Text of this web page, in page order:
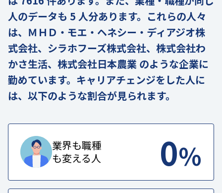
人のデータも 5 人分あります。これらの人々
は、ＭＨＤ・モエ・ヘネシー・ディアジオ株
式会社、シラホフーズ株式会社、株式会社わ
かさ生活、株式会社日本農業 のような企業に
勤めています。キャリアチェンジをした人に
は、以下のような割合が見られます。
業界も職種
も変える人
0%